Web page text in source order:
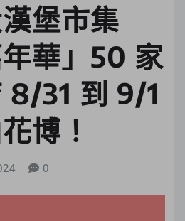
堡市集
年華」50 家
8/31 到 9/1
博！
0